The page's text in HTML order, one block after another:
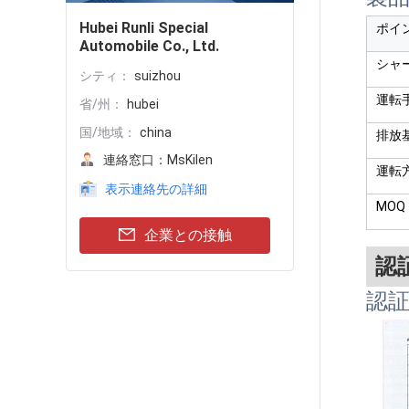
Hubei Runli Special
Automobile Co., Ltd.
シティ：
suizhou
省/州：
hubei
国/地域：
china
連絡窓口： MsKilen
表示連絡先の詳細
企業との接触
ポイ
シャ
運転
排放
運転
MOQ
認
認証